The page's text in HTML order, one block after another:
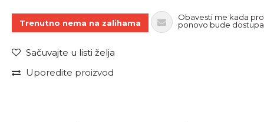
Trenutno nema na zalihama
Obavesti me kada
ponovo bude
Sačuvajte u listi želja
Uporedite proizvod